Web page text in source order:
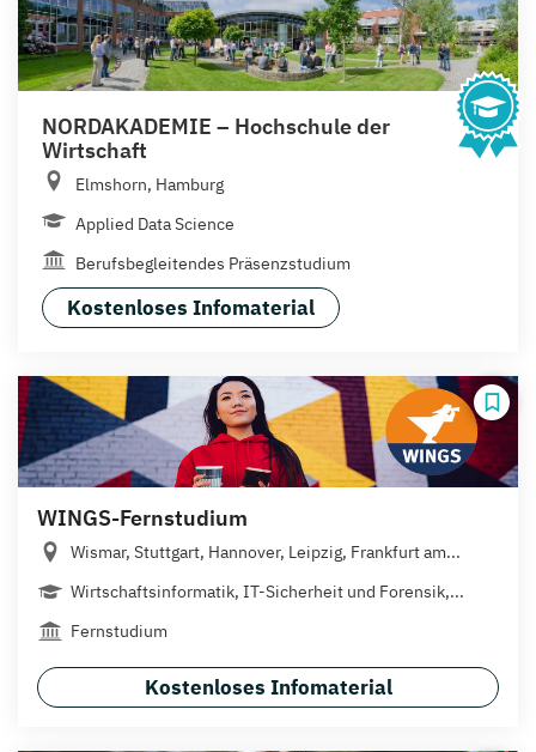
NORDAKADEMIE – Hochschule der
Wirtschaft
Elmshorn, Hamburg
Applied Data Science
Berufsbegleitendes Präsenzstudium
Kostenloses Infomaterial
WINGS-Fernstudium
Wismar, Stuttgart, Hannover, Leipzig, Frankfurt am...
Wirtschaftsinformatik, IT-Sicherheit und Forensik,...
Fernstudium
Kostenloses Infomaterial